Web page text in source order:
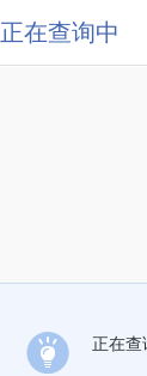
正在查询中
正在查